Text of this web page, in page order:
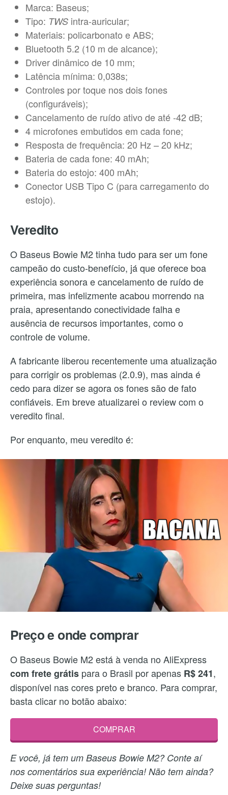
Marca: Baseus;
Tipo: TWS intra-auricular;
Materiais: policarbonato e ABS;
Bluetooth 5.2 (10 m de alcance);
Driver dinâmico de 10 mm;
Latência mínima: 0,038s;
Controles por toque nos dois fones
(configuráveis);
Cancelamento de ruído ativo de até -42 dB;
4 microfones embutidos em cada fone;
Resposta de frequência: 20 Hz – 20 kHz;
Bateria de cada fone: 40 mAh;
Bateria do estojo: 400 mAh;
Conector USB Tipo C (para carregamento do
estojo).
Veredito
O Baseus Bowie M2 tinha tudo para ser um fone
campeão do custo-benefício, já que oferece boa
experiência sonora e cancelamento de ruído de
primeira, mas infelizmente acabou morrendo na
praia, apresentando conectividade falha e
ausência de recursos importantes, como o
controle de volume.
A fabricante liberou recentemente uma atualização
para corrigir os problemas (2.0.9), mas ainda é
cedo para dizer se agora os fones são de fato
confiáveis. Em breve atualizarei o review com o
veredito final.
Por enquanto, meu veredito é:
Preço e onde comprar
O Baseus Bowie M2 está à venda no AliExpress
com frete grátis para o Brasil por apenas R$ 241,
disponível nas cores preto e branco. Para comprar,
basta clicar no botão abaixo:
COMPRAR
E você, já tem um Baseus Bowie M2? Conte aí
nos comentários sua experiência! Não tem ainda?
Deixe suas perguntas!